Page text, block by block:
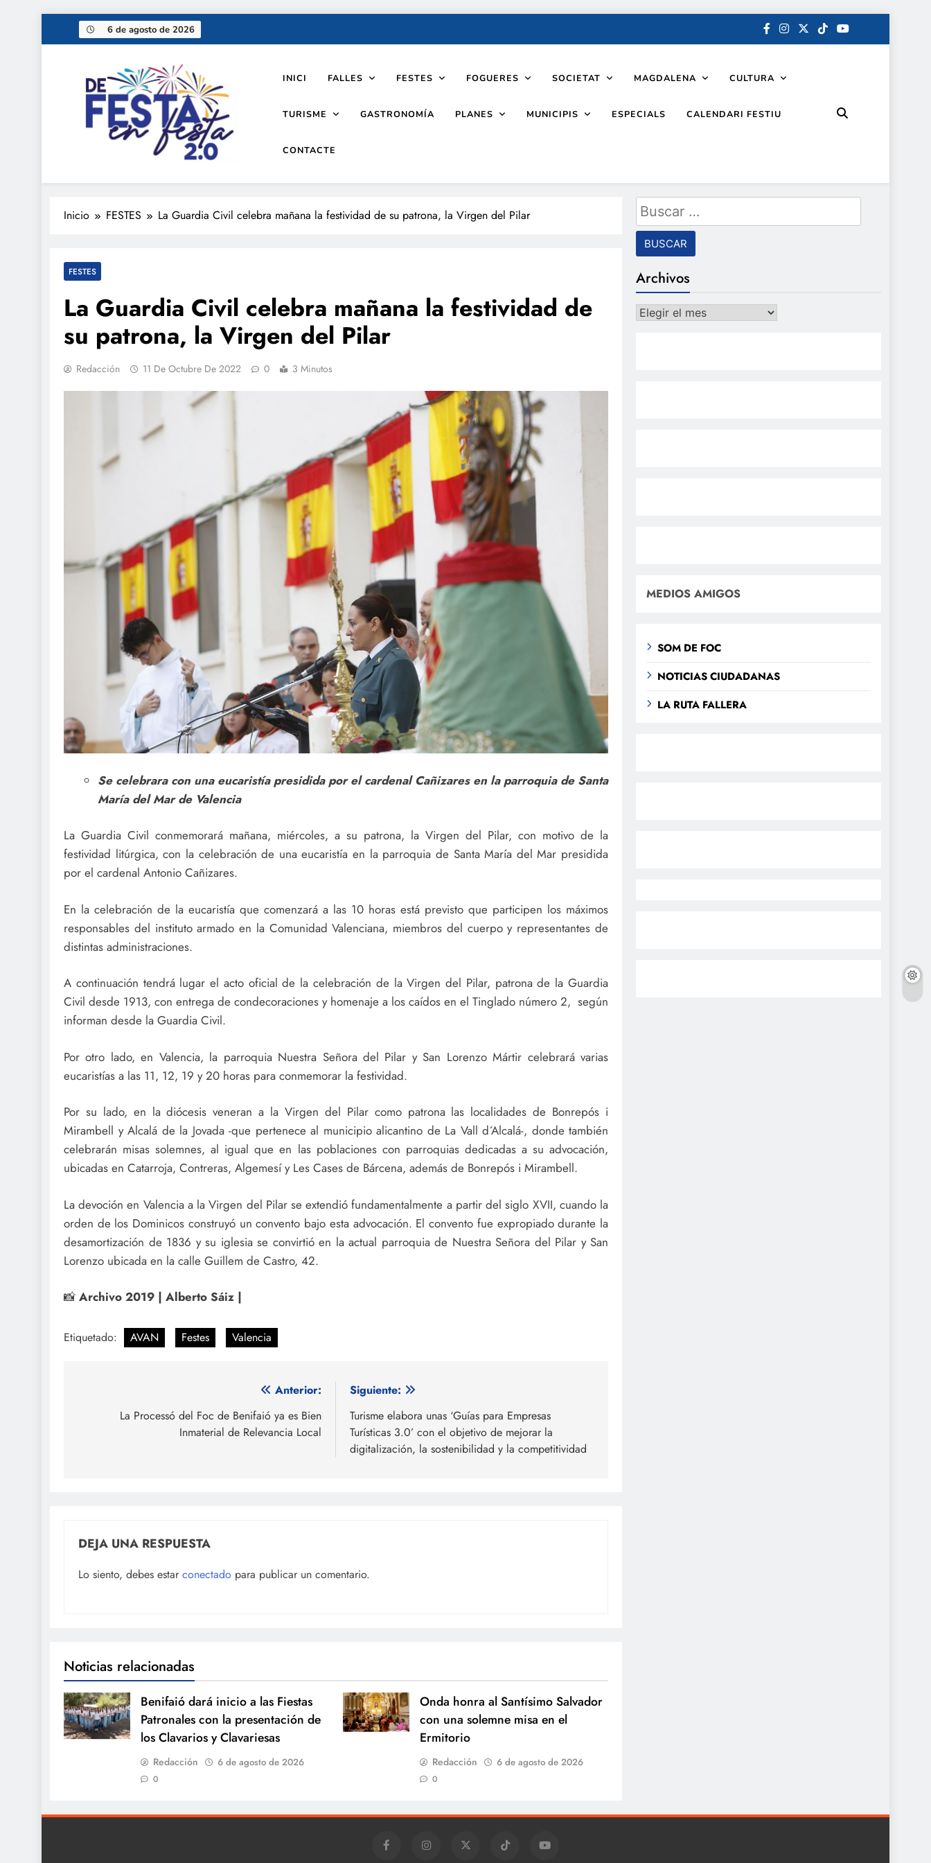
6 de agosto de 2026
De festa en festa 2.0
INICI FALLES FESTES FOGUERES SOCIETAT MAGDALENA CULTURA
TURISME GASTRONOMÍA PLANES MUNICIPIS ESPECIALS CALENDARI FESTIU
CONTACTE
Inicio FESTES La Guardia Civil celebra mañana la festividad de su patrona, la Virgen del Pilar
FESTES
La Guardia Civil celebra mañana la festividad de
su patrona, la Virgen del Pilar
Redacción 11 De Octubre De 2022 0 3 Minutos
Se celebrara con una eucaristía presidida por el cardenal Cañizares en la parroquia de Santa
María del Mar de Valencia
La Guardia Civil conmemorará mañana, miércoles, a su patrona, la Virgen del Pilar, con motivo de la
festividad litúrgica, con la celebración de una eucaristía en la parroquia de Santa María del Mar presidida
por el cardenal Antonio Cañizares.
En la celebración de la eucaristía que comenzará a las 10 horas está previsto que participen los máximos
responsables del instituto armado en la Comunidad Valenciana, miembros del cuerpo y representantes de
distintas administraciones.
A continuación tendrá lugar el acto oficial de la celebración de la Virgen del Pilar, patrona de la Guardia
Civil desde 1913, con entrega de condecoraciones y homenaje a los caídos en el Tinglado número 2, según
informan desde la Guardia Civil.
Por otro lado, en Valencia, la parroquia Nuestra Señora del Pilar y San Lorenzo Mártir celebrará varias
eucaristías a las 11, 12, 19 y 20 horas para conmemorar la festividad.
Por su lado, en la diócesis veneran a la Virgen del Pilar como patrona las localidades de Bonrepós i
Mirambell y Alcalá de la Jovada -que pertenece al municipio alicantino de La Vall d´Alcalá-, donde también
celebrarán misas solemnes, al igual que en las poblaciones con parroquias dedicadas a su advocación,
ubicadas en Catarroja, Contreras, Algemesí y Les Cases de Bárcena, además de Bonrepós i Mirambell.
La devoción en Valencia a la Virgen del Pilar se extendió fundamentalmente a partir del siglo XVII, cuando la
orden de los Dominicos construyó un convento bajo esta advocación. El convento fue expropiado durante la
desamortización de 1836 y su iglesia se convirtió en la actual parroquia de Nuestra Señora del Pilar y San
Lorenzo ubicada en la calle Guillem de Castro, 42.
📸 Archivo 2019 | Alberto Sáiz |
Etiquetado: AVAN Festes Valencia
Anterior:
La Processó del Foc de Benifaió ya es Bien
Inmaterial de Relevancia Local
Siguiente:
Turisme elabora unas ‘Guías para Empresas
Turísticas 3.0’ con el objetivo de mejorar la
digitalización, la sostenibilidad y la competitividad
DEJA UNA RESPUESTA
Lo siento, debes estar conectado para publicar un comentario.
Noticias relacionadas
Benifaió dará inicio a las Fiestas
Patronales con la presentación de
los Clavarios y Clavariesas
Redacción 6 de agosto de 2026
0
Onda honra al Santísimo Salvador
con una solemne misa en el
Ermitorio
Redacción 6 de agosto de 2026
0
Buscar:
Archivos
Archivos
MEDIOS AMIGOS
SOM DE FOC
NOTICIAS CIUDADANAS
LA RUTA FALLERA